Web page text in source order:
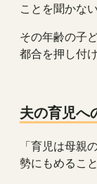
ことを聞かな
その年齢の子
都合を押し付
夫の育児へ
「育児は母親
勢にもめるこ